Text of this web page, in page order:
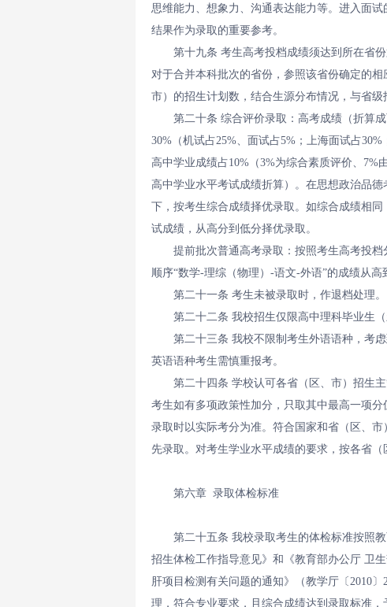
思维能力、想象力、沟通表达能力等。进入面
结果作为录取的重要参考。
第十九条 考生高考投档成绩须达到所在省
对于合并本科批次的省份，参照该省份确定的
市）的招生计划数，结合生源分布情况，与省
第二十条 综合评价录取：高考成绩（折算
30%（机试占25%、面试占5%；上海面试占
高中学业成绩占10%（3%为综合素质评价、
高中学业水平考试成绩折算）。在思想政治品
下，按考生综合成绩择优录取。如综合成绩相
试成绩，从高分到低分择优录取。
提前批次普通高考录取：按照考生高考投
顺序“数学-理综（物理）-语文-外语”的成绩从高
第二十一条 考生未被录取时，作退档处理。
第二十二条 我校招生仅限高中理科毕业生
第二十三条 我校不限制考生外语语种，考
英语语种考生需慎重报考。
第二十四条 学校认可各省（区、市）招生
考生如有多项政策性加分，只取其中最高一项
录取时以实际考分为准。符合国家和省（区、
先录取。对考生学业水平成绩的要求，按各省（
第六章 录取体检标准
第二十五条 我校录取考生的体检标准按照
招生体检工作指导意见》和《教育部办公厅 卫
肝项目检测有关问题的通知》（教学厅〔2010
理，符合专业要求，且综合成绩达到录取标准，